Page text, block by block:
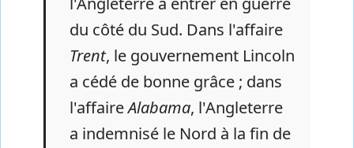
du côté du Sud. Dans l'affaire
Trent, le gouvernement Lincoln
a cédé de bonne grâce ; dans
l'affaireAlabama, l'Angleterre
a indemnisé le Nord à la fin de